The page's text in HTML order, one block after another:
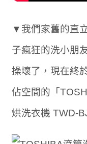
▼我們家舊的直
子瘋狂的洗小朋
操壞了，現在終
佔空間的「
烘洗衣機 TWD-